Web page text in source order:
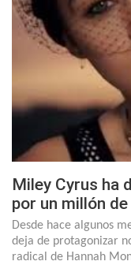
Miley Cyrus ha
por un millón
Desde hace algunos
deja de protagonizar
radical de Hannah